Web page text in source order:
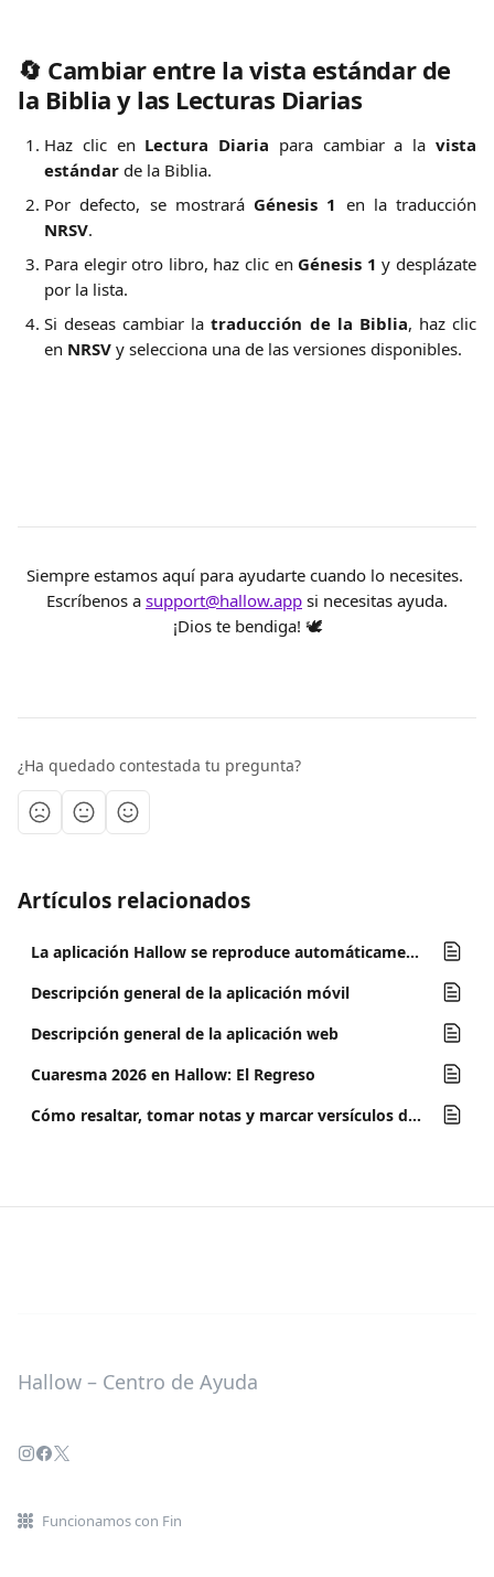
🔄 Cambiar entre la vista estándar de
la Biblia y las Lecturas Diarias
Haz clic en Lectura Diaria para cambiar a lavista
estándar de la Biblia.
Por defecto, se mostrará Génesis 1 en la traducción
NRSV.
Para elegir otro libro, haz clic en Génesis 1 y desplázate
por la lista.
Si deseas cambiar latraducción de la Biblia, haz clic
en NRSV y selecciona una de las versiones disponibles.
Siempre estamos aquí para ayudarte cuando lo necesites.
Escríbenos a support@hallow.app si necesitas ayuda.
¡Dios te bendiga! 🕊️
¿Ha quedado contestada tu pregunta?
Artículos relacionados
La aplicación Hallow se reproduce automáticamente al conectarse por Bluetooth o a mi coche - Android
Descripción general de la aplicación móvil
Descripción general de la aplicación web
Cuaresma 2026 en Hallow: El Regreso
Cómo resaltar, tomar notas y marcar versículos de la Biblia
Hallow – Centro de Ayuda
Funcionamos con Fin